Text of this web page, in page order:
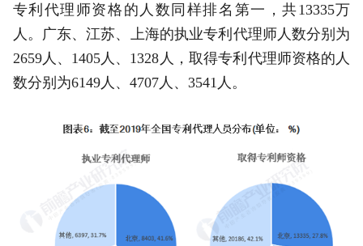
专利代理师资格的人数同样排名第一，共13335万
人。广东、江苏、上海的执业专利代理师人数分别为
2659人、1405人、1328人，取得专利代理师资格的人
数分别为6149人、4707人、3541人。